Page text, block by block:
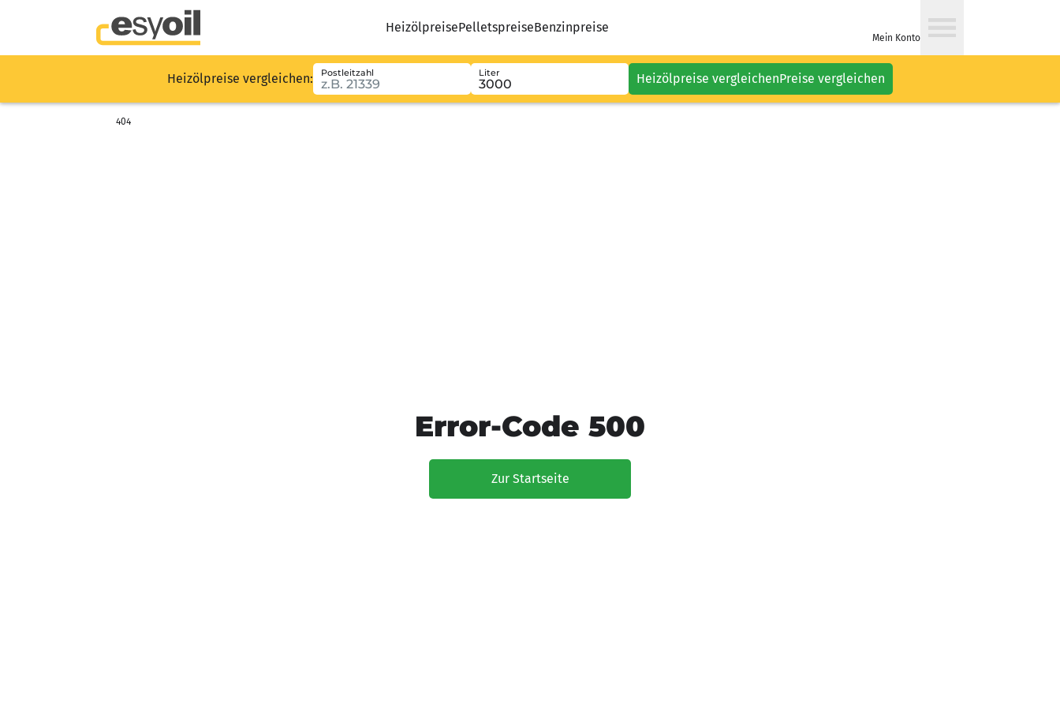
HeizölpreisePelletspreiseBenzinpreise
Mein Konto
Heizölpreise vergleichen: Postleitzahl Liter Heizölpreise vergleichenPreise vergleichen
404
Error-Code 500
Zur Startseite